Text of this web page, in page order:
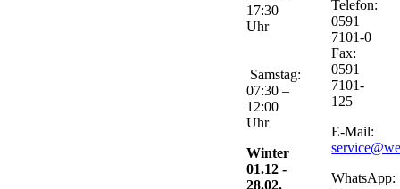
17:30
Uhr
Samstag:
07:30 –
12:00
Uhr
Winter
01.12 -
28.02.
Telefon:
0591
7101-0
Fax:
0591
7101-
125
E-Mail:
WhatsApp: